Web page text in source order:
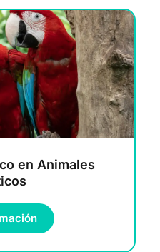
en Animales